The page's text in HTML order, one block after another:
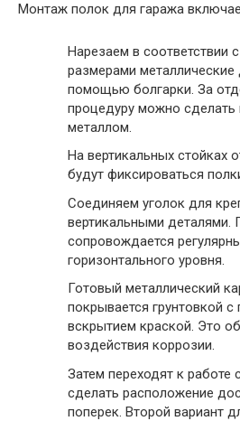
Монтаж полок для гаража
Нарезаем в соответствии
размерами металлические
помощью болгарки. За
процедуру можно
металлом.
На вертикальных стойках
будут фиксироваться
Соединяем уголок для
вертикальными деталями.
сопровождается
горизонтального уровня.
Готовый металлический
покрывается грунтовкой
вскрытием краской. Это
воздействия коррозии.
Затем переходят к
сделать расположение
поперек. Второй вариант